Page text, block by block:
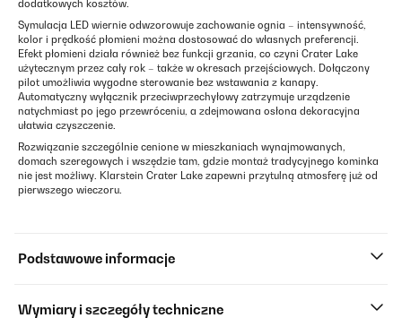
dodatkowych kosztów.
Symulacja LED wiernie odwzorowuje zachowanie ognia – intensywność,
kolor i prędkość płomieni można dostosować do własnych preferencji.
Efekt płomieni działa również bez funkcji grzania, co czyni Crater Lake
użytecznym przez cały rok – także w okresach przejściowych. Dołączony
pilot umożliwia wygodne sterowanie bez wstawania z kanapy.
Automatyczny wyłącznik przeciwprzechyłowy zatrzymuje urządzenie
natychmiast po jego przewróceniu, a zdejmowana osłona dekoracyjna
ułatwia czyszczenie.
Rozwiązanie szczególnie cenione w mieszkaniach wynajmowanych,
domach szeregowych i wszędzie tam, gdzie montaż tradycyjnego kominka
nie jest możliwy. Klarstein Crater Lake zapewni przytulną atmosferę już od
pierwszego wieczoru.
Podstawowe informacje
Wymiary i szczegóły techniczne